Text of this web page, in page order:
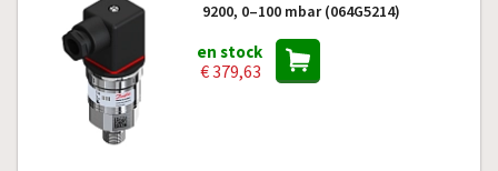
9200, 0–100 mbar (064G5214)
en stock
€ 379,63